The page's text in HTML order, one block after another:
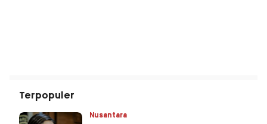
Terpopuler
Nusantara